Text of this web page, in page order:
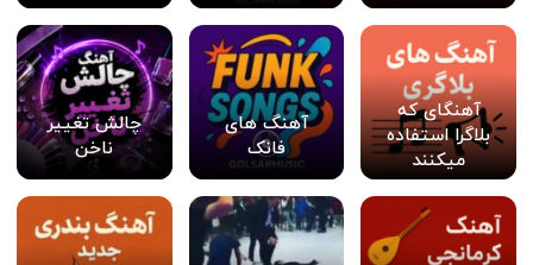
آهنگای که
بلاگرا استفاده
میکنند
آهنگ های
فانک
چالش تغییر
ناخن